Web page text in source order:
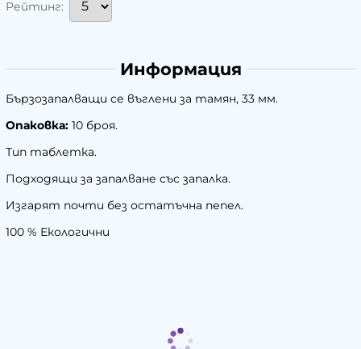
Рейтинг:
Информация
Бързозапалващи се въглени за тамян, 33 мм.
Опаковка: 10 броя.
Тип таблетка.
Подходящи за запалване със запалка.
Изгарят почти без остатъчна пепел.
100 % Екологични